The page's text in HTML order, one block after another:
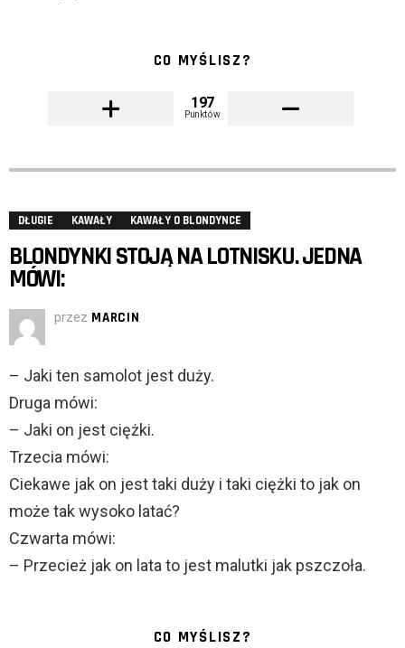
CO MYŚLISZ?
197
Punktów
DŁUGIE KAWAŁY KAWAŁY O BLONDYNCE
BLONDYNKI STOJĄ NA LOTNISKU. JEDNA
MÓWI:
przez MARCIN
– Jaki ten samolot jest duży.
Druga mówi:
– Jaki on jest ciężki.
Trzecia mówi:
Ciekawe jak on jest taki duży i taki ciężki to jak on
może tak wysoko latać?
Czwarta mówi:
– Przecież jak on lata to jest malutki jak pszczoła.
CO MYŚLISZ?